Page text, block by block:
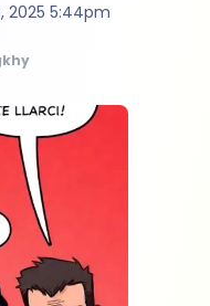
2025 5:44pm